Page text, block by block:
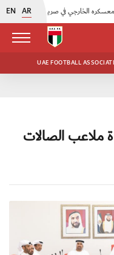
EN AR |
UAE FOOTBALL
ملاعب الصالات